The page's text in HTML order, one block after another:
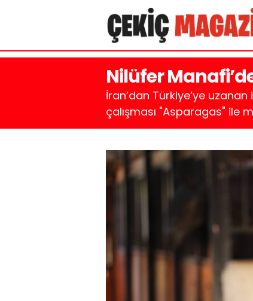
Nilüfer
İran’dan Türkiye’ye
çalışması "Asparagas" ile